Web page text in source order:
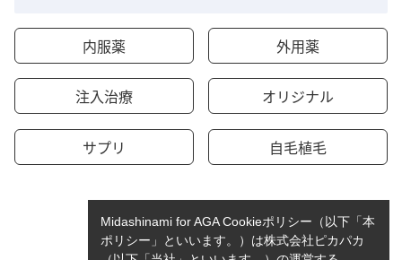
内服薬 外用薬
注入治療 オリジナル
サプリ 自毛植毛
Midashinami for AGA Cookieポリシー（以下「本
ポリシー」といいます。）は株式会社ピカパカ